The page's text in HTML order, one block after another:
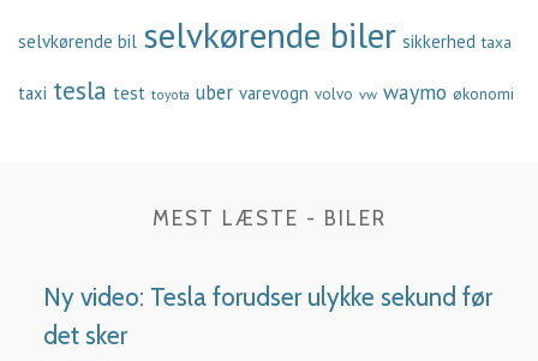
selvkørende bil selvkørende biler sikkerhed taxa
taxi tesla test toyota uber varevogn volvo vw waymo økonomi
MEST LÆSTE - BILER
Ny video: Tesla forudser ulykke sekund før
det sker